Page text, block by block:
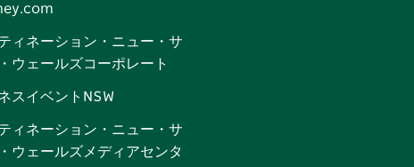
ィネーション・ニュー・サ
ウェールズコーポレート
スイベントNSW
ィネーション・ニュー・サ
ウェールズメディアセンタ